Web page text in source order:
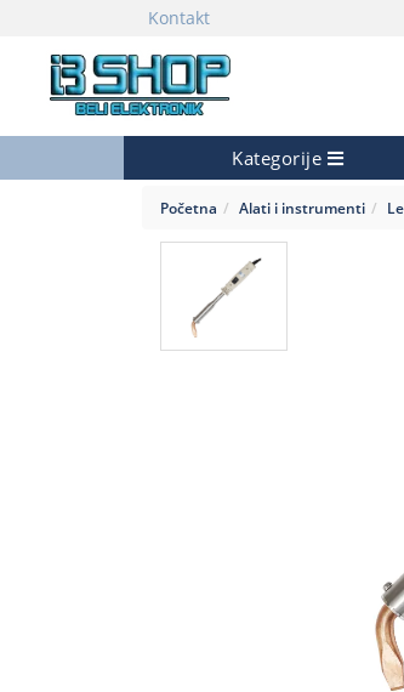
Kontakt
Kategorije
Početna Alati i instrumenti